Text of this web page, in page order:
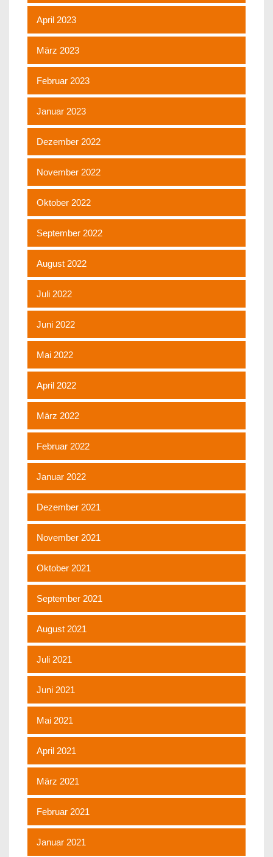
April 2023
März 2023
Februar 2023
Januar 2023
Dezember 2022
November 2022
Oktober 2022
September 2022
August 2022
Juli 2022
Juni 2022
Mai 2022
April 2022
März 2022
Februar 2022
Januar 2022
Dezember 2021
November 2021
Oktober 2021
September 2021
August 2021
Juli 2021
Juni 2021
Mai 2021
April 2021
März 2021
Februar 2021
Januar 2021